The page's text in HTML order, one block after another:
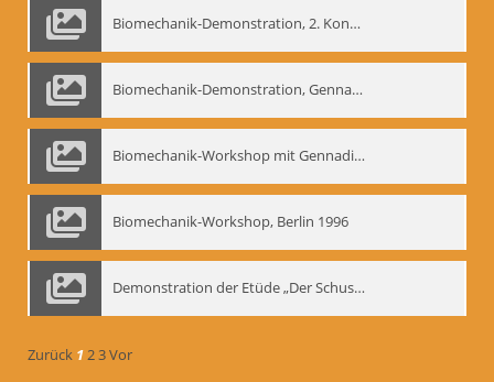
Biomechanik-Demonstration, 2. Kongress der EMF, Mai 1995
Biomechanik-Demonstration, Gennadij Bogdanow im Berliner Ensemble, 04.10.1991
Biomechanik-Workshop mit Gennadij Nikolajewitsch Bogdanow im Mime Centrum Berlin, 1991
Biomechanik-Workshop, Berlin 1996
Demonstration der Etüde „Der Schuss mit dem Bogen“ durch Gennadij Nikolajewitsch Bogdanow, Berlin 1991
Zurück 123Vor